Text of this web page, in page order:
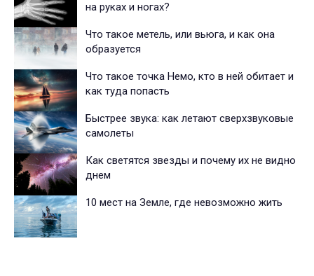
на руках и ногах?
Что такое метель, или вьюга, и как она
образуется
Что такое точка Немо, кто в ней обитает и
как туда попасть
Быстрее звука: как летают сверхзвуковые
самолеты
Как светятся звезды и почему их не видно
днем
10 мест на Земле, где невозможно жить